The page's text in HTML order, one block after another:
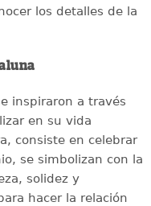
los detalles de la
inspiraron a través
en su vida
consiste en celebrar
se simbolizan con la
solidez y
hacer la relación